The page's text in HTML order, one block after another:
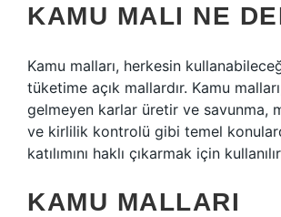
KAMU MALI NE
Kamu malları, herkesin
tüketime açık mallardır. Kamu
gelmeyen karlar üretir ve savunma,
ve kirlilik kontrolü gibi temel
katılımını haklı çıkarmak için
KAMU MALLARI